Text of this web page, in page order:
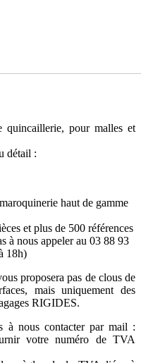
pour malles et
détail :
haut de gamme
et plus de 500 références
à nous appeler au 03 88 93
18h)
proposera pas de clous de
mais uniquement des
RIGIDES.
à nous contacter par mail :
votre numéro de TVA